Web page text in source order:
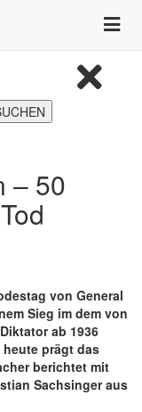
Toggle
– 50
von General
Sieg im dem von
ab 1936
prägt das
berichtet mit
Sachsinger aus